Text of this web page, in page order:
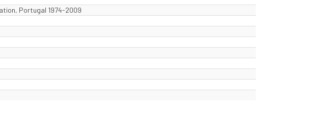
Portugal 1974-2009